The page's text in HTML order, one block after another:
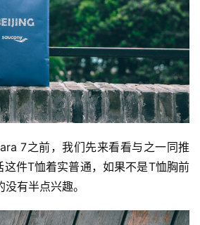
7之前，我们先来看看与之一同推
这件T恤着实普通，如果不是T恤胸前
有半点兴趣。